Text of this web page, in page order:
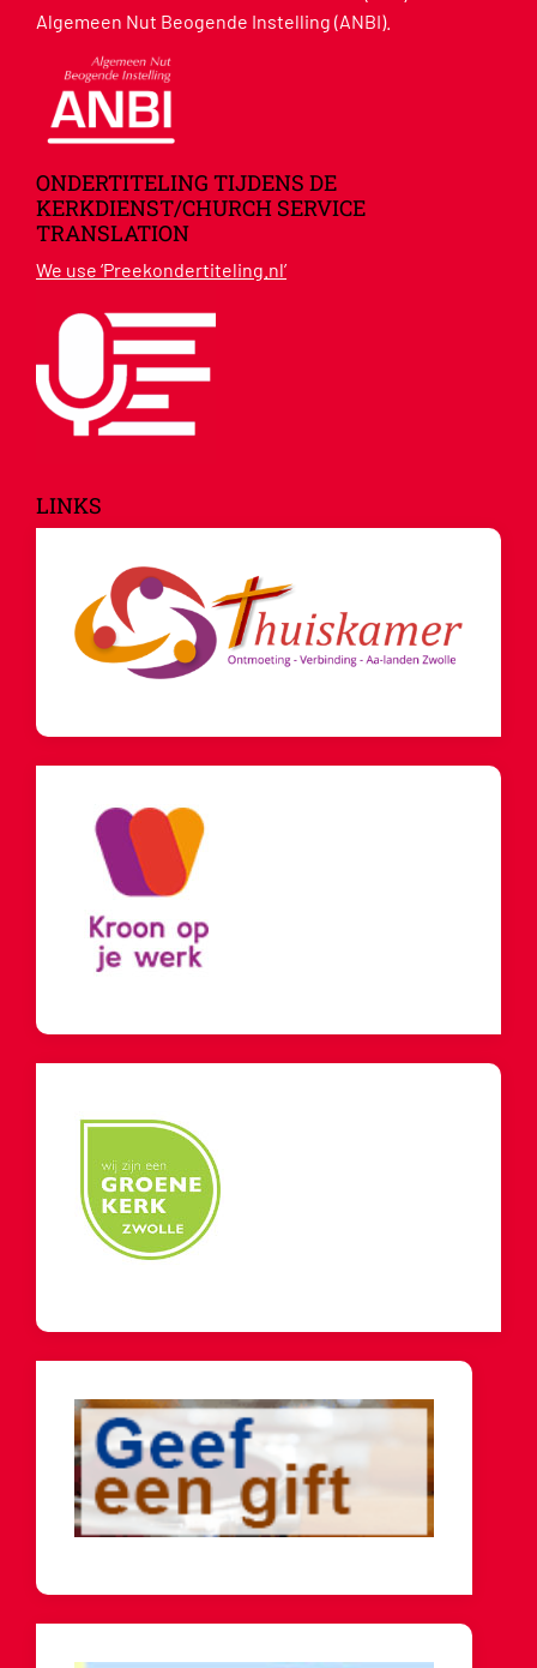
Algemeen Nut Beogende Instelling (ANBI).
ONDERTITELING TIJDENS DE
KERKDIENST/CHURCH SERVICE
TRANSLATION
We use ‘Preekondertiteling.nl’
LINKS